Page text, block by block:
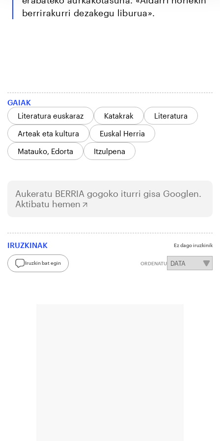
berrirakurri dezakegu liburua».
GAIAK
Literatura euskaraz
Katakrak
Literatura
Arteak eta kultura
Euskal Herria
Matauko, Edorta
Itzulpena
Aukeratu BERRIA gogoko iturri gisa Googlen.
Aktibatu hemen
IRUZKINAK Ez dago iruzkinik
Iruzkin bat egin ORDENATU